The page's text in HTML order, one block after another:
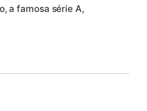
a famosa série A,